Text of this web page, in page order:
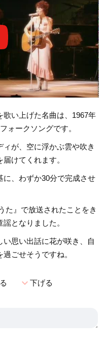
い上げた名曲は、1967年
ォークソングです。
が、空に浮かぶ雲や吹き
けてくれます。
、わずか30分で完成させ
た』で放送されたことをき
となりました。
思い出話に花が咲き、自
ごせそうですね。
expand_more下げる